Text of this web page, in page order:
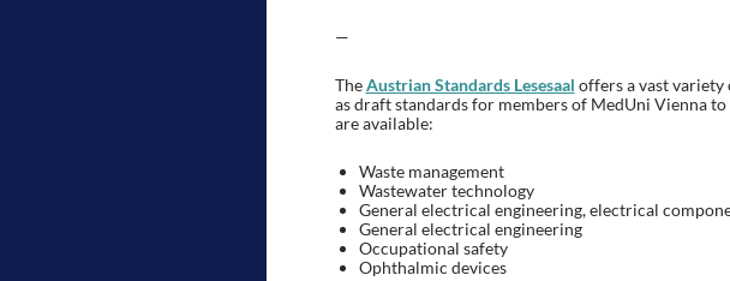
—
TheAustrian Standards Lesesaal offers a vast
as draft standards for members of MedUni Vienna
are available:
Waste management
Wastewater technology
General electrical engineering, electrical
General electrical engineering
Occupational safety
Ophthalmic devices